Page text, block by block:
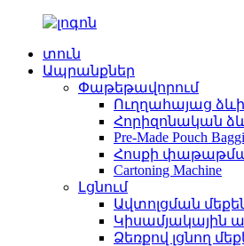
տուն
Ապրանքներ
Փաթեթավորում
Ուղղահայաց
Հորիզոնական
Pre-Made Pouch
Հոսքի
Cartoning Machine
Լցնում
Ավտոլցման
Կիսամյակային
Ձեռքով լցնող